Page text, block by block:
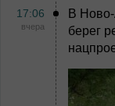
17:06
вчера
В
берег